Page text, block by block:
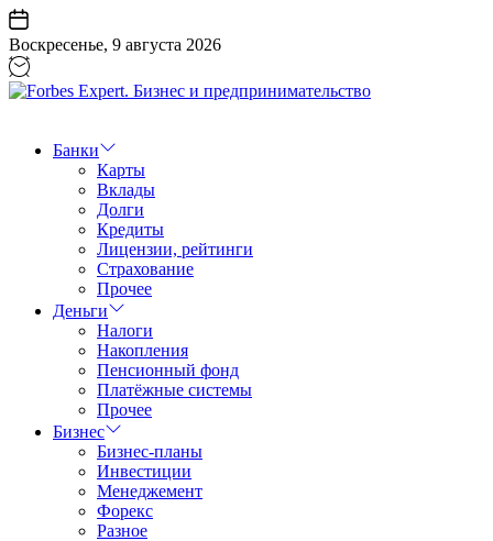
Перейти
к
содержанию
Воскресенье, 9 августа 2026
Бизнес
предпринимательство
Банки
Карты
Вклады
Долги
Кредиты
Лицензии, рейтинги
Страхование
Прочее
Деньги
Налоги
Накопления
Пенсионный фонд
Платёжные системы
Прочее
Бизнес
Бизнес-планы
Инвестиции
Менеджемент
Форекс
Разное